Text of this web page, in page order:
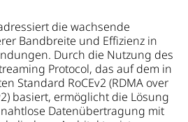
die wachsende
Bandbreite und Effizienz in
Durch die Nutzung des
Protocol, das auf dem in
Standard RoCEv2 (RDMA over
basiert, ermöglicht die Lösung
Datenübertragung mit